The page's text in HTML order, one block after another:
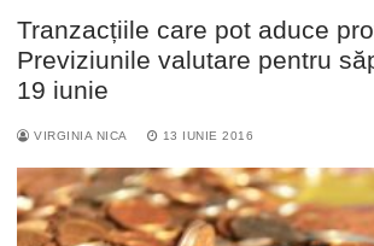
Tranzacțiile care pot aduce
Previziunile valutare pentru
19 iunie
VIRGINIA NICA 13 IUNIE 2016